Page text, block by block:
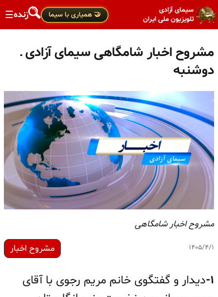
سیمای آزادی
تلویزیون ملی ایران
🤝 همیاری با سیما زنده☰
مشروح اخبار شامگاهی سیمای آزادی ـ
دوشنبه
مشروح اخبار شامگاهی
۱۴۰۵/۴/۱ مشروح اخبار
۱- دیدار و گفتگوی خانم مریم رجوی با آقای